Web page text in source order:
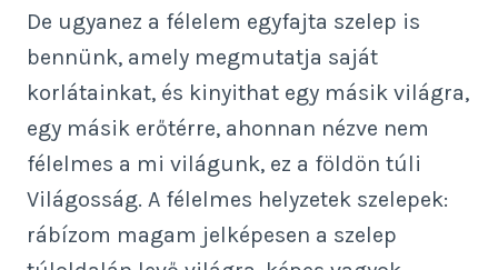
De ugyanez a félelem egyfajta szelep is
bennünk, amely megmutatja saját
korlátainkat, és kinyithat egy másik világra,
egy másik erőtérre, ahonnan nézve nem
félelmes a mi világunk, ez a földön túli
Világosság. A félelmes helyzetek szelepek:
rábízom magam jelképesen a szelep